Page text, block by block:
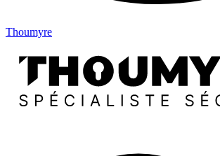
Thoumyre